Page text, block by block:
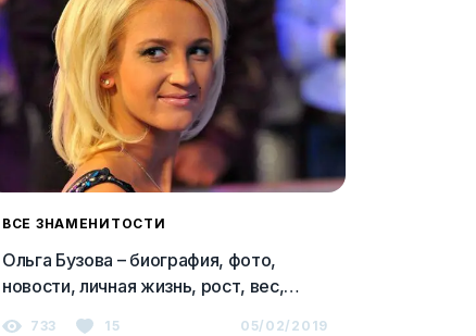
ВСЕ ЗНАМЕНИТОСТИ
Ольга Бузова – биография, фото,
новости, личная жизнь, рост, вес,
733 15 05/02/2019